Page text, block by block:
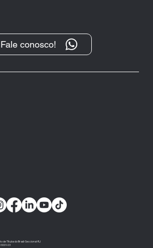
de competidores cria
de Títulos do Brasil-Seccional-RJ
0001-03
Fale conosco!